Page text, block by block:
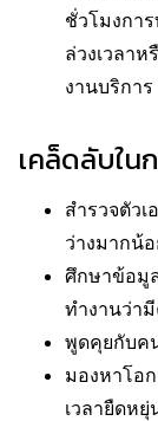
ชั่วโมงกา
ล่วงเวลา
งานบริกา
เคล็ดลับใ
สำรวจตัว
ว่างมากน้
ศึกษาข้อมู
ทำงานว่า
พูดคุยกับค
มองหาโอ
เวลายืดหยุ่